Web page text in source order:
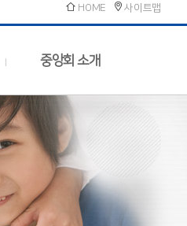
HOME 사이트맵
중앙회 소개